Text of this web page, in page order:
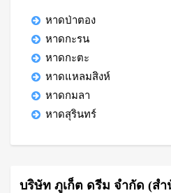
หาดป่าตอง
หาดกะรน
หาดกะตะ
หาดแหลมสิงห์
หาดกมลา
หาดสุรินทร์
บริษัท ภูเก็ต ดรีม จำกัด (ส